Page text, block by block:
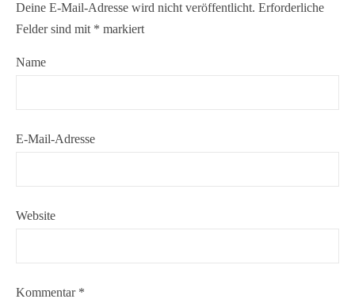
Deine E-Mail-Adresse wird nicht veröffentlicht. Erforderliche
Felder sind mit * markiert
Name
E-Mail-Adresse
Website
Kommentar *